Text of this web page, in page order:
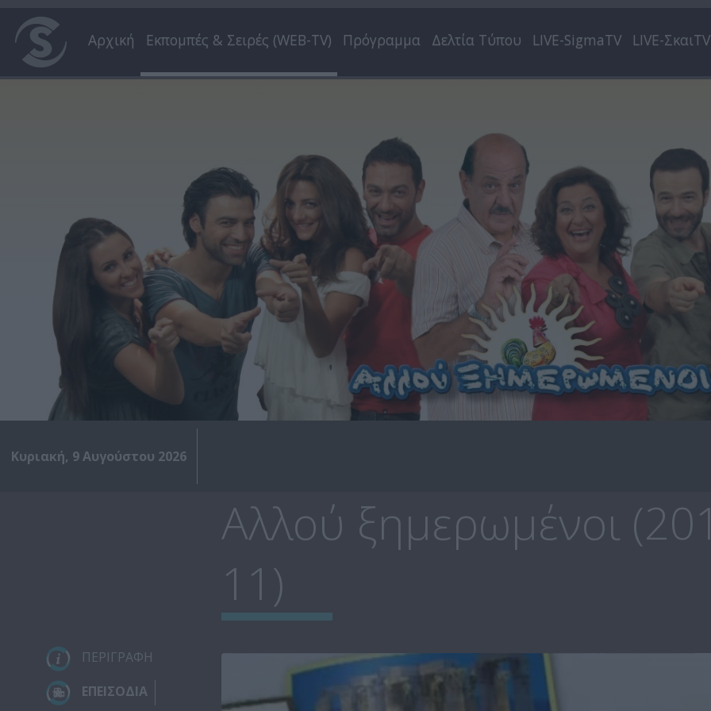
Αρχική Εκπομπές & Σειρές (WEB-TV) Πρόγραμμα Δελτία Τύπου LIVE-SigmaTV LIVE-ΣκαιTV
Κυριακή, 9 Αυγούστου 2026
Αλλού ξημερωμένοι
11)
ΠΕΡΙΓΡΑΦΗ
ΕΠΕΙΣΟΔΙΑ